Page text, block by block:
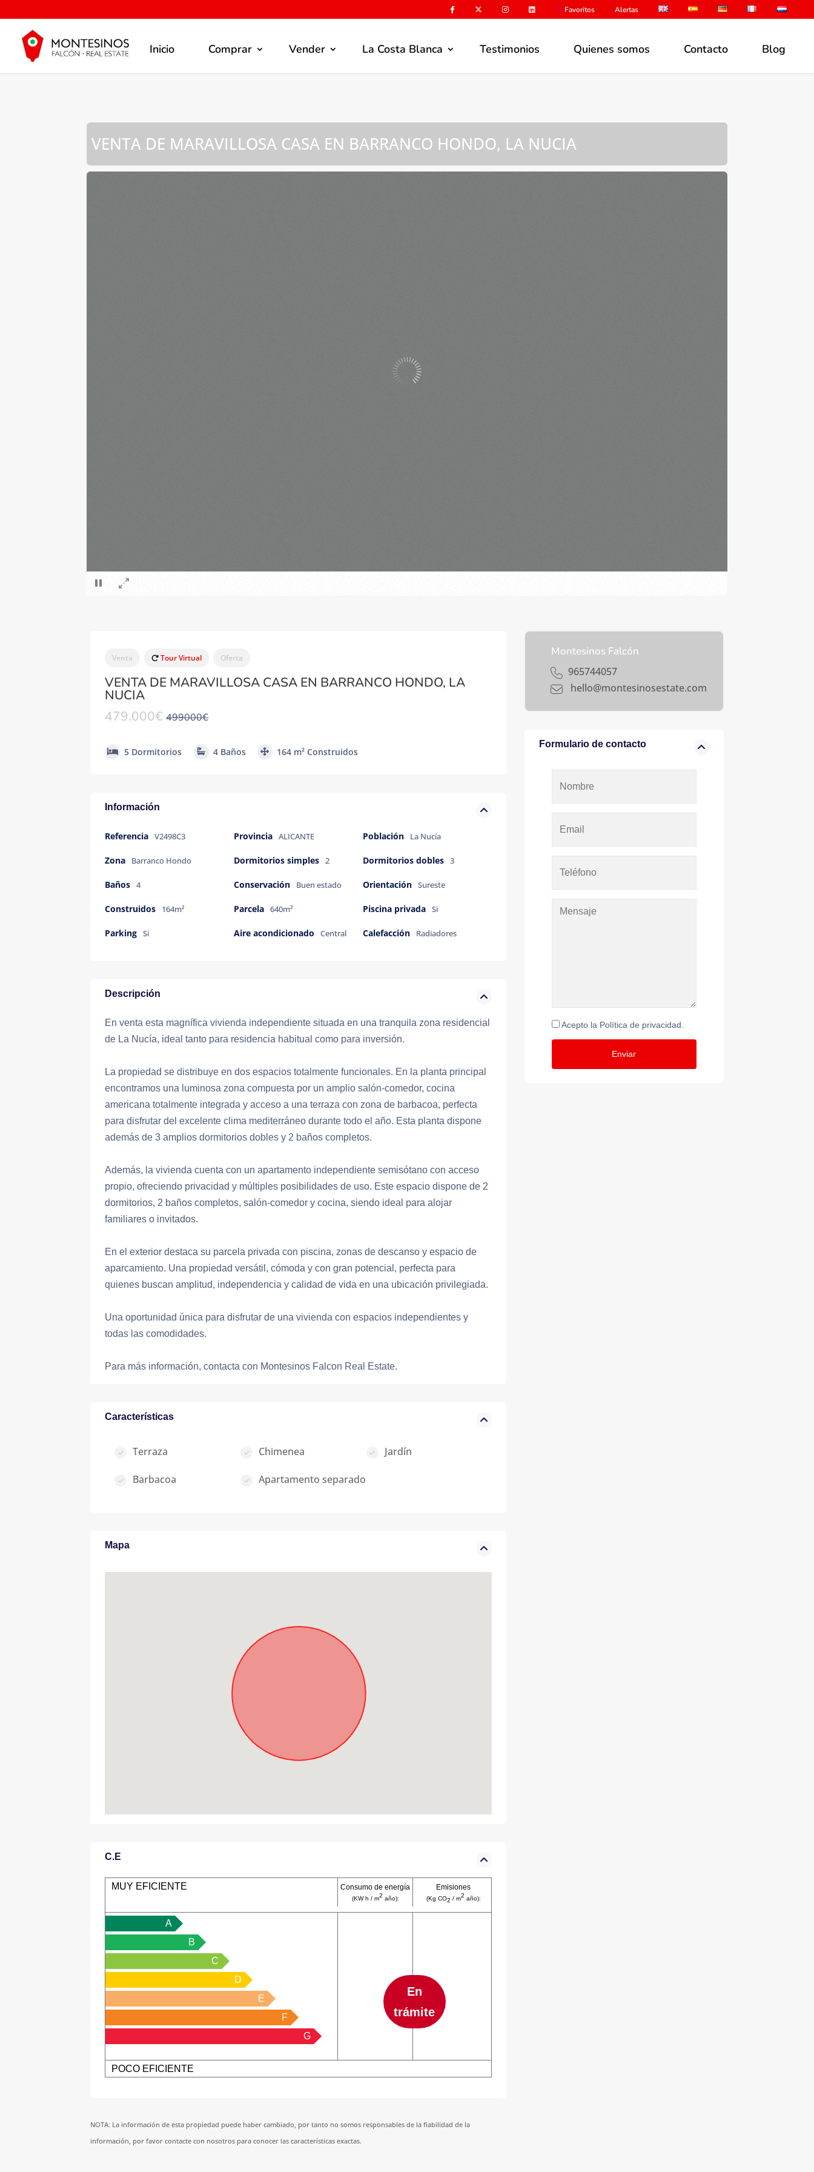
Favoritos Alertas
Inicio Comprar Vender La Costa Blanca Testimonios Quienes somos Contacto Blog
VENTA DE MARAVILLOSA CASA EN BARRANCO HONDO, LA NUCIA
Venta Tour Virtual Oferta
VENTA DE MARAVILLOSA CASA EN BARRANCO HONDO, LA
NUCIA
479.000€499000€
5 Dormitorios 4 Baños 164 m² Construidos
Información
Referencia V2498C3 Provincia ALICANTE Población La Nucía
Zona Barranco Hondo Dormitorios simples 2 Dormitorios dobles 3
Baños 4 Conservación Buen estado Orientación Sureste
Construidos 164m² Parcela 640m² Piscina privada Si
Parking Si Aire acondicionado Central Calefacción Radiadores
Descripción
En venta esta magnífica vivienda independiente situada en una tranquila zona residencial
de La Nucía, ideal tanto para residencia habitual como para inversión.
La propiedad se distribuye en dos espacios totalmente funcionales. En la planta principal
encontramos una luminosa zona compuesta por un amplio salón-comedor, cocina
americana totalmente integrada y acceso a una terraza con zona de barbacoa, perfecta
para disfrutar del excelente clima mediterráneo durante todo el año. Esta planta dispone
además de 3 amplios dormitorios dobles y 2 baños completos.
Además, la vivienda cuenta con un apartamento independiente semisótano con acceso
propio, ofreciendo privacidad y múltiples posibilidades de uso. Este espacio dispone de 2
dormitorios, 2 baños completos, salón-comedor y cocina, siendo ideal para alojar
familiares o invitados.
En el exterior destaca su parcela privada con piscina, zonas de descanso y espacio de
aparcamiento. Una propiedad versátil, cómoda y con gran potencial, perfecta para
quienes buscan amplitud, independencia y calidad de vida en una ubicación privilegiada.
Una oportunidad única para disfrutar de una vivienda con espacios independientes y
todas las comodidades.
Para más información, contacta con Montesinos Falcon Real Estate.
Características
Terraza Chimenea Jardín
Barbacoa Apartamento separado
Mapa
C.E
MUY EFICIENTE Consumo de energía
(KW h / m2 año):
Emisiones
(Kg CO2 / m2 año):
A
B
C
D
E
F
G
POCO EFICIENTE
En
trámite
NOTA: La información de esta propiedad puede haber cambiado, por tanto no somos responsables de la fiabilidad de la
información, por favor contacte con nosotros para conocer las características exactas.
Montesinos Falcón
965744057
hello@montesinosestate.com
Formulario de contacto
Acepto la Política de privacidad.